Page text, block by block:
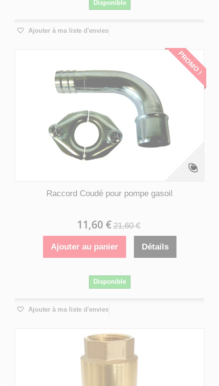
Disponible
Ajouter à ma liste d'envies
PROMO !
Raccord Coudé pour pompe gasoil
11,60 € 21,60 €
Ajouter au panier Détails
Disponible
Ajouter à ma liste d'envies